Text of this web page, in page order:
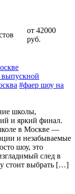
от 42000
руб.
выпускной
#фаер шоу на
школы,
и яркий финал.
в Москве —
и незабываемые
шоу, это
след в
стоит выбрать […]